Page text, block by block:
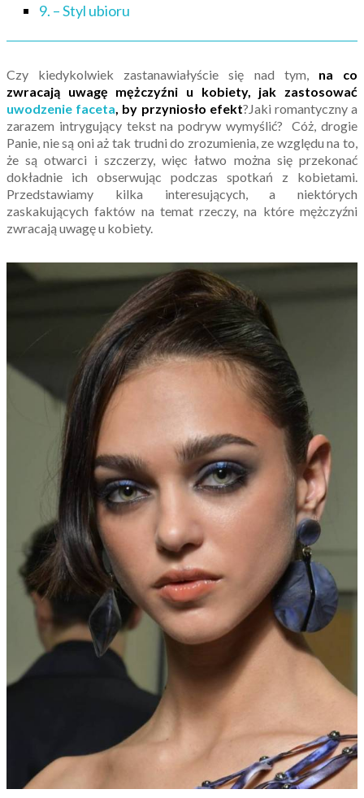
9. – Styl ubioru
Czy kiedykolwiek zastanawiałyście się nad tym,na co
zwracają uwagę mężczyźni u kobiety, jak zastosować
uwodzenie faceta, by przyniosło efekt?Jaki romantyczny a
zarazem intrygujący tekst na podryw wymyślić? Cóż, drogie
Panie, nie są oni aż tak trudni do zrozumienia, ze względu na to,
że są otwarci i szczerzy, więc łatwo można się przekonać
dokładnie ich obserwując podczas spotkań z kobietami.
Przedstawiamy kilka interesujących, a niektórych
zaskakujących faktów na temat rzeczy, na które mężczyźni
zwracają uwagę u kobiety.